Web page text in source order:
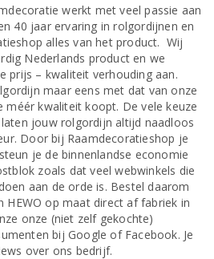
werkt met veel passie aan
40 jaar ervaring in rolgordijnen en
alles van het product. Wij
Nederlands product en we
prijs – kwaliteit verhouding aan.
maar eens met dat van onze
méér kwaliteit koopt. De vele keuze
jouw rolgordijn altijd naadloos
Door bij Raamdecoratieshop je
je de binnenlandse economie
zoals dat veel webwinkels die
aan de orde is. Bestel daarom
HEWO op maat direct af fabriek in
onze (niet zelf gekochte)
bij Google of Facebook. Je
over ons bedrijf.